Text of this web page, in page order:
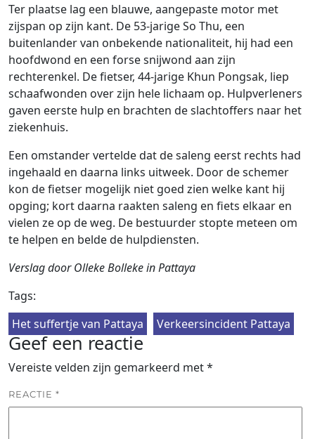
Ter plaatse lag een blauwe, aangepaste motor met
zijspan op zijn kant. De 53‑jarige So Thu, een
buitenlander van onbekende nationaliteit, hij had een
hoofdwond en een forse snijwond aan zijn
rechterenkel. De fietser, 44‑jarige Khun Pongsak, liep
schaafwonden over zijn hele lichaam op. Hulpverleners
gaven eerste hulp en brachten de slachtoffers naar het
ziekenhuis.
Een omstander vertelde dat de saleng eerst rechts had
ingehaald en daarna links uitweek. Door de schemer
kon de fietser mogelijk niet goed zien welke kant hij
opging; kort daarna raakten saleng en fiets elkaar en
vielen ze op de weg. De bestuurder stopte meteen om
te helpen en belde de hulpdiensten.
Verslag door Olleke Bolleke in Pattaya
Tags:
Het suffertje van Pattaya
Verkeersincident Pattaya
Geef een reactie
Vereiste velden zijn gemarkeerd met*
REACTIE *